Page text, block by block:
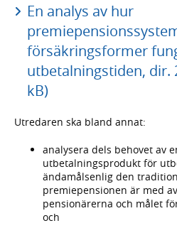
En analys av hur
försäkringsformer
utbetalningstiden, dir.
kB)
Utredaren ska bland annat:
analysera dels behovet av
utbetalningsprodukt för
ändamålsenlig den
premiepensionen är med
pensionärerna och målet
och